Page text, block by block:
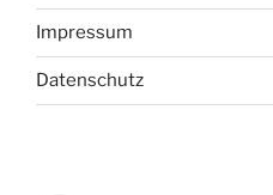
Impressum
Datenschutz